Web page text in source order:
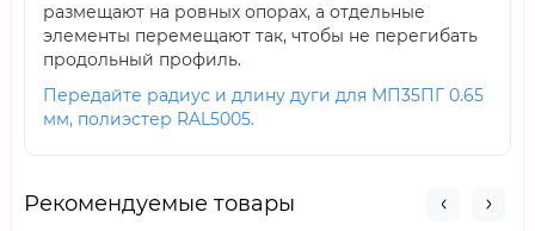
размещают на ровных опорах, а отдельные
элементы перемещают так, чтобы не перегибать
продольный профиль.
Передайте радиус и длину дуги для МП35ПГ 0.65
мм, полиэстер RAL5005.
Рекомендуемые товары